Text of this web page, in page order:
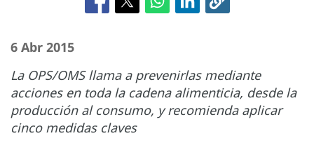
6 Abr 2015
La OPS/OMS llama a prevenirlas mediante
acciones en toda la cadena alimenticia, desde la
producción al consumo, y recomienda aplicar
cinco medidas claves